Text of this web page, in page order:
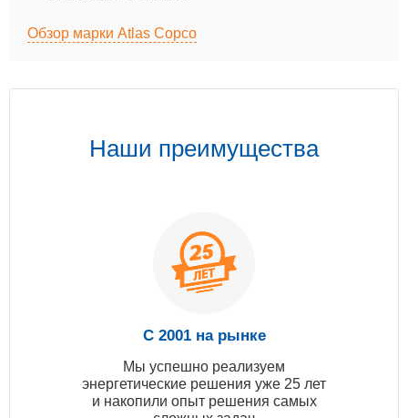
Обзор марки Atlas Copco
Наши преимущества
С 2001 на рынке
Мы успешно реализуем
энергетические решения уже 25 лет
и накопили опыт решения самых